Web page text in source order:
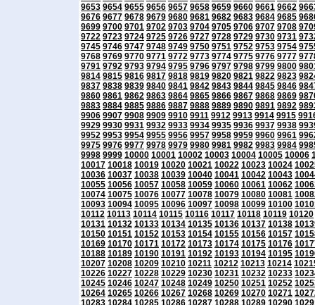
9653 9654 9655 9656 9657 9658 9659 9660 9661 9662
9676 9677 9678 9679 9680 9681 9682 9683 9684 9685
9699 9700 9701 9702 9703 9704 9705 9706 9707 9708
9722 9723 9724 9725 9726 9727 9728 9729 9730 9731
9745 9746 9747 9748 9749 9750 9751 9752 9753 9754
9768 9769 9770 9771 9772 9773 9774 9775 9776 9777
9791 9792 9793 9794 9795 9796 9797 9798 9799 9800
9814 9815 9816 9817 9818 9819 9820 9821 9822 9823
9837 9838 9839 9840 9841 9842 9843 9844 9845 9846
9860 9861 9862 9863 9864 9865 9866 9867 9868 9869
9883 9884 9885 9886 9887 9888 9889 9890 9891 9892
9906 9907 9908 9909 9910 9911 9912 9913 9914 9915
9929 9930 9931 9932 9933 9934 9935 9936 9937 9938
9952 9953 9954 9955 9956 9957 9958 9959 9960 9961
9975 9976 9977 9978 9979 9980 9981 9982 9983 9984
9998 9999 10000 10001 10002 10003 10004 10005 10006
10017 10018 10019 10020 10021 10022 10023 10024
10036 10037 10038 10039 10040 10041 10042 10043
10055 10056 10057 10058 10059 10060 10061 10062
10074 10075 10076 10077 10078 10079 10080 10081
10093 10094 10095 10096 10097 10098 10099 10100
10112 10113 10114 10115 10116 10117 10118 10119 10120
10131 10132 10133 10134 10135 10136 10137 10138
10150 10151 10152 10153 10154 10155 10156 10157
10169 10170 10171 10172 10173 10174 10175 10176
10188 10189 10190 10191 10192 10193 10194 10195
10207 10208 10209 10210 10211 10212 10213 10214
10226 10227 10228 10229 10230 10231 10232 10233
10245 10246 10247 10248 10249 10250 10251 10252
10264 10265 10266 10267 10268 10269 10270 10271
10283 10284 10285 10286 10287 10288 10289 10290